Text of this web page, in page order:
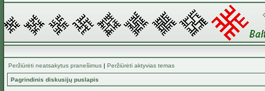
Peržiūrėti neatsakytus pranešimus | Peržiūrėti aktyvias temas
Pagrindinis diskusijų puslapis